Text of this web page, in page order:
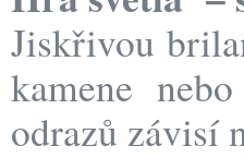
Jiskřivou
kamene
odrazů závisí